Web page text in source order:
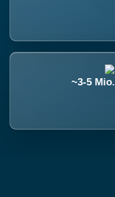
~3-5 Mio.